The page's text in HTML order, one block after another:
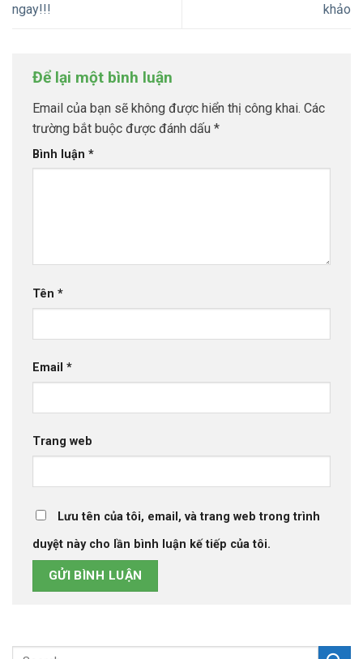
ngay!!!
khảo
Để lại một bình luận
Email của bạn sẽ không được hiển thị công khai. Các
trường bắt buộc được đánh dấu *
Bình luận *
Tên *
Email *
Trang web
Lưu tên của tôi, email, và trang web trong trình
duyệt này cho lần bình luận kế tiếp của tôi.